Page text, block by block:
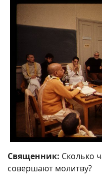
Священник: Сколько
совершают молитву?